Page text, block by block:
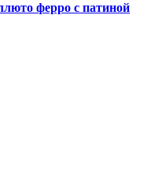
ферро с патиной